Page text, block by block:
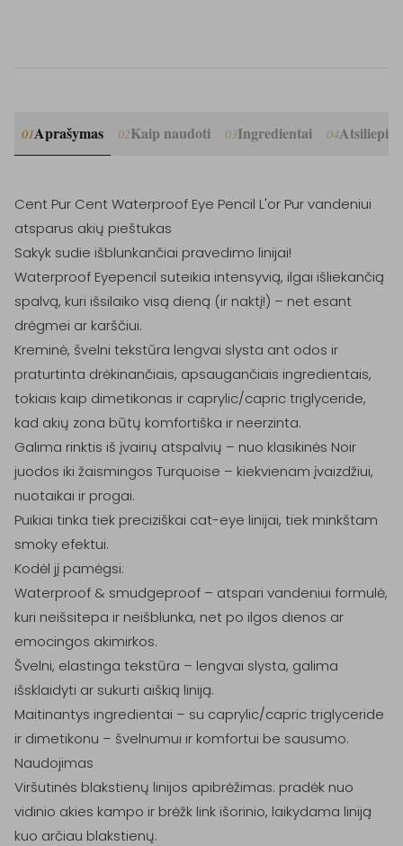
01Aprašymas 02Kaip naudoti 03Ingredientai 04
Cent Pur Cent Waterproof Eye Pencil L'or Pur vandeniui
atsparus akių pieštukas
Sakyk sudie išblunkančiai pravedimo linijai!
Waterproof Eyepencil suteikia intensyvią, ilgai išliekančią
spalvą, kuri išsilaiko visą dieną (ir naktį!) – net esant
drėgmei ar karščiui.
Kreminė, švelni tekstūra lengvai slysta ant odos ir
praturtinta drėkinančiais, apsaugančiais ingredientais,
tokiais kaip dimetikonas ir caprylic/capric triglyceride,
kad akių zona būtų komfortiška ir neerzinta.
Galima rinktis iš įvairių atspalvių – nuo klasikinės Noir
juodos iki žaismingos Turquoise – kiekvienam įvaizdžiui,
nuotaikai ir progai.
Puikiai tinka tiek preciziškai cat-eye linijai, tiek minkštam
smoky efektui.
Kodėl jį pamėgsi:
Waterproof & smudgeproof – atspari vandeniui formulė,
kuri neišsitepa ir neišblunka, net po ilgos dienos ar
emocingos akimirkos.
Švelni, elastinga tekstūra – lengvai slysta, galima
išsklaidyti ar sukurti aiškią liniją.
Maitinantys ingredientai – su caprylic/capric triglyceride
ir dimetikonu – švelnumui ir komfortui be sausumo.
Naudojimas
Viršutinės blakstienų linijos apibrėžimas: pradėk nuo
vidinio akies kampo ir brėžk link išorinio, laikydama liniją
kuo arčiau blakstienų.